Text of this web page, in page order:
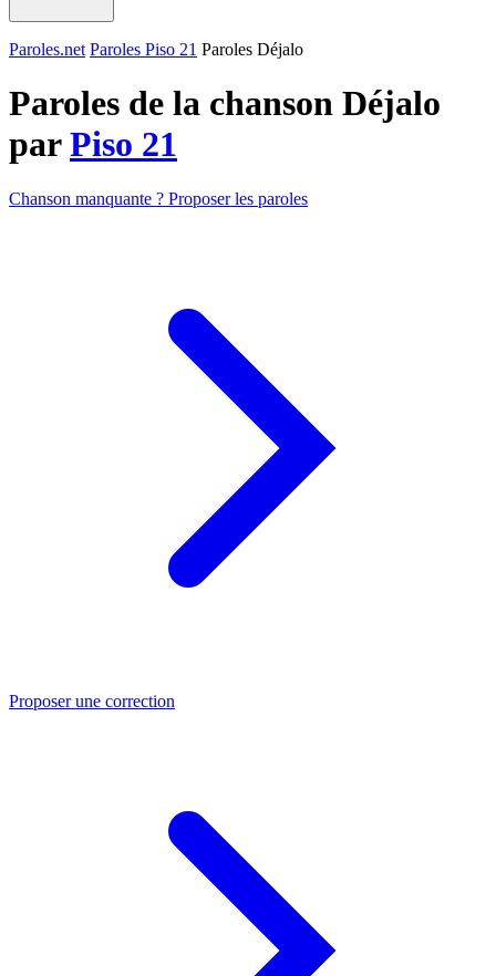
Paroles.net Paroles Piso 21 Paroles Déjalo
Paroles de la chanson Déjalo
parPiso 21
Chanson manquante ? Proposer les paroles
Proposer une correction